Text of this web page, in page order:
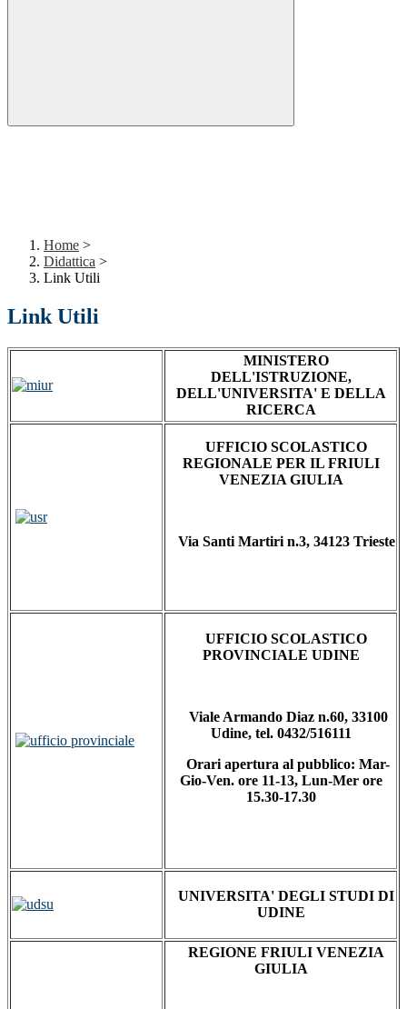
Home >
Didattica >
Link Utili
Link Utili
MINISTERO
DELL'ISTRUZIONE,
DELL'UNIVERSITA' E DELLA
RICERCA
UFFICIO SCOLASTICO
REGIONALE PER IL FRIULI
VENEZIA GIULIA
Via Santi Martiri n.3, 34123 Trieste
UFFICIO SCOLASTICO
PROVINCIALE UDINE
Viale Armando Diaz n.60, 33100
Udine, tel. 0432/516111
Orari apertura al pubblico: Mar-
Gio-Ven. ore 11-13, Lun-Mer ore
15.30-17.30
UNIVERSITA' DEGLI STUDI DI
UDINE
REGIONE FRIULI VENEZIA
GIULIA